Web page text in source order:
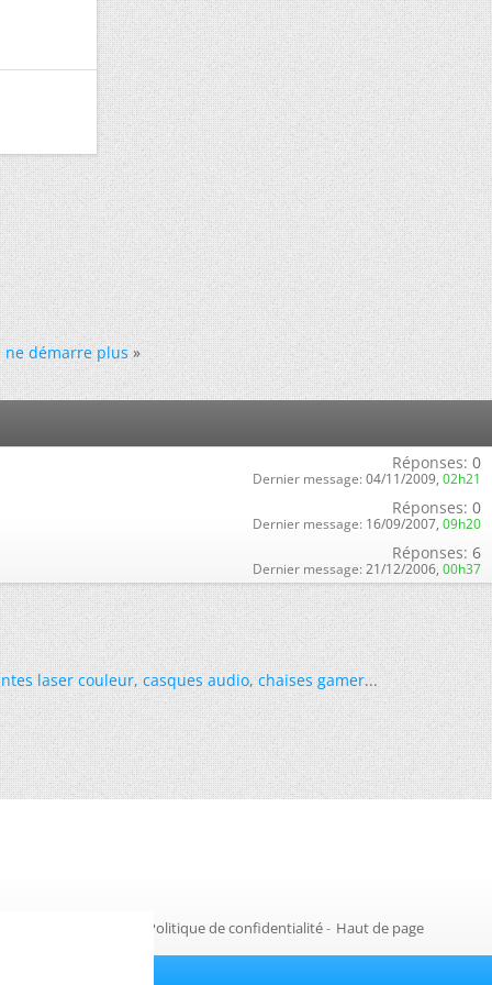
ne démarre plus »
Réponses: 0
Dernier message: 04/11/2009, 02h21
Réponses: 0
Dernier message: 16/09/2007, 09h20
Réponses: 6
Dernier message: 21/12/2006, 00h37
laser couleur,casques audio,chaises gamer...
Politique de confidentialité- Haut de page